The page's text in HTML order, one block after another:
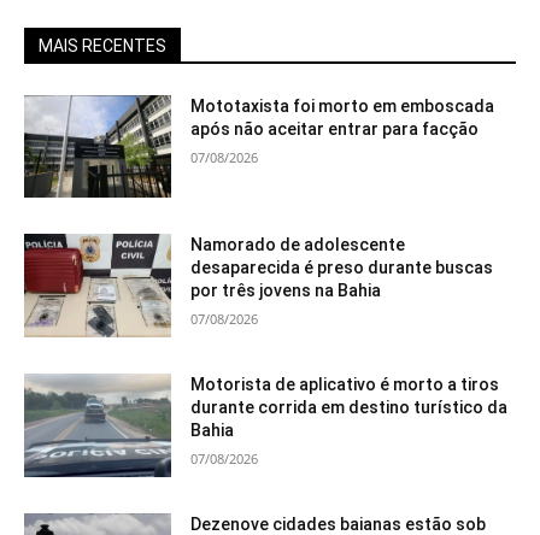
MAIS RECENTES
Mototaxista foi morto em emboscada
após não aceitar entrar para facção
07/08/2026
Namorado de adolescente
desaparecida é preso durante buscas
por três jovens na Bahia
07/08/2026
Motorista de aplicativo é morto a tiros
durante corrida em destino turístico da
Bahia
07/08/2026
Dezenove cidades baianas estão sob